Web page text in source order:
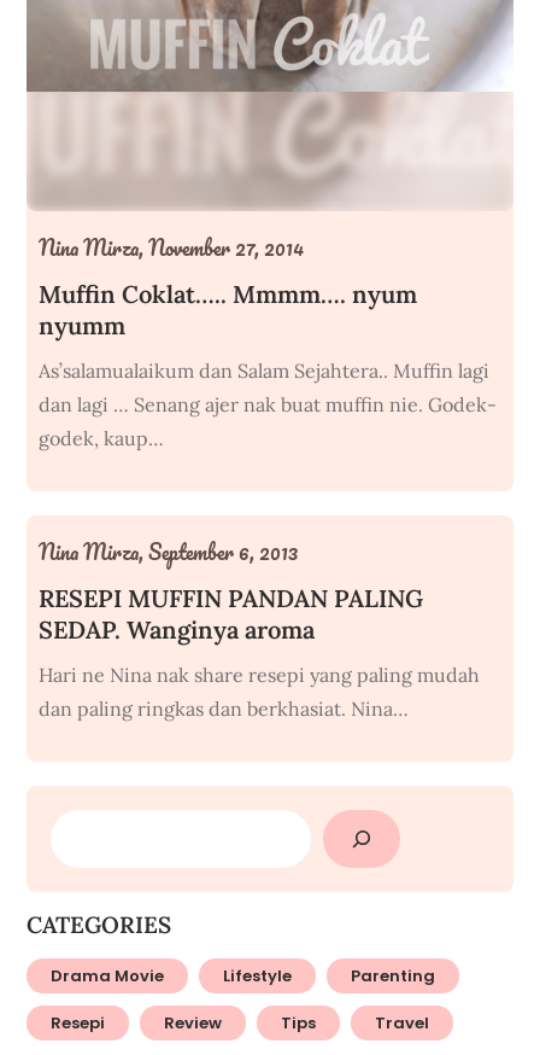
Muffin Coklat….. Mmmm…. nyum
nyumm
Nina Mirza,November 27, 2014
As’salamualaikum dan Salam Sejahtera.. Muffin lagi
dan lagi … Senang ajer nak buat muffin nie. Godek-
godek, kaup…
RESEPI MUFFIN PANDAN PALING
SEDAP. Wanginya aroma
Nina Mirza,September 6, 2013
Hari ne Nina nak share resepi yang paling mudah
dan paling ringkas dan berkhasiat. Nina…
SEARCH
CATEGORIES
Drama Movie Lifestyle Parenting
Resepi Review Tips Travel